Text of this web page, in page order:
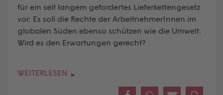
für ein seit langem gefordertes Lieferkettengesetz
vor. Es soll die Rechte der ArbeitnehmerInnen im
globalen Süden ebenso schützen wie die Umwelt.
Wird es den Erwartungen gerecht?
WEITERLESEN